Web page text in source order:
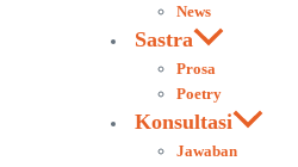
News
Sastra
Prosa
Poetry
Konsultasi
Jawaban